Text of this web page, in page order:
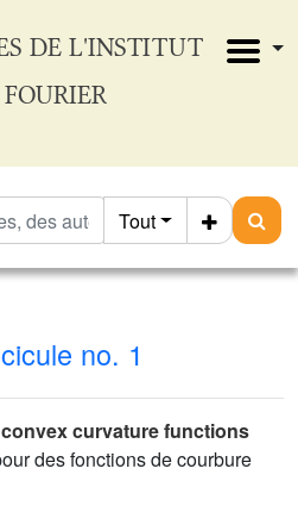
DE L'INSTITUT
FOURIER
Tout
no. 1
curvature functions
des fonctions de courbure